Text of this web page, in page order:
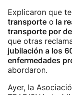
Explicaron que
transporte o la
transporte por
que otras
jubilación a los
enfermedades
abordaron.
Ayer, la